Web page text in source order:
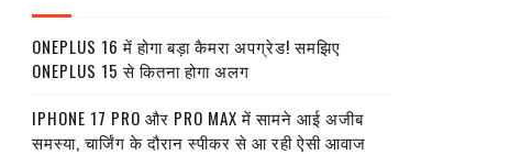
ONEPLUS 16 में होगा बड़ा कैमरा अपग्रेड! समझिए
ONEPLUS 15 से कितना होगा अलग
IPHONE 17 PRO और PRO MAX में सामने आई अजीब
समस्या, चार्जिंग के दौरान स्पीकर से आ रही ऐसी आवाज